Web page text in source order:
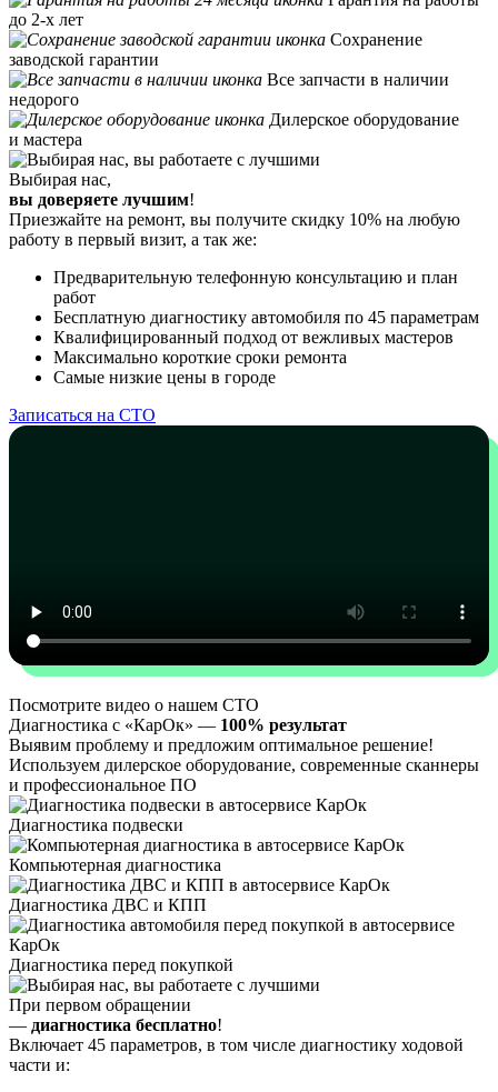
до 2-х лет
Сохранение
заводской гарантии
Все запчасти в наличии
недорого
Дилерское оборудование
и мастера
Выбирая нас,
вы доверяете лучшим!
Приезжайте на ремонт, вы получите скидку 10% на любую
работу в первый визит, а так же:
Предварительную телефонную консультацию и план
работ
Бесплатную диагностику автомобиля по 45 параметрам
Квалифицированный подход от вежливых мастеров
Максимально короткие сроки ремонта
Самые низкие цены в городе
Записаться на СТО
Посмотрите видео о нашем СТО
Диагностика с «КарОк» — 100% результат
Выявим проблему и предложим оптимальное решение!
Используем дилерское оборудование, современные сканнеры
и профессиональное ПО
Диагностика подвески
Компьютерная диагностика
Диагностика ДВС и КПП
Диагностика перед покупкой
При первом обращении
— диагностика бесплатно!
Включает 45 параметров, в том числе диагностику ходовой
части и: